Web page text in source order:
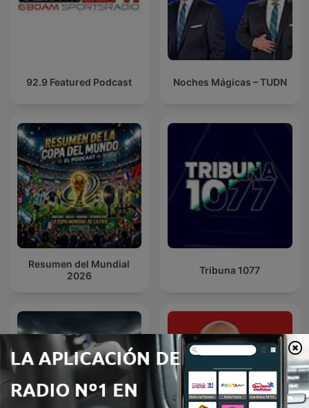
92.9 Featured Podcast Noches Mágicas – TUDN
Resumen del Mundial
2026
Tribuna 1077